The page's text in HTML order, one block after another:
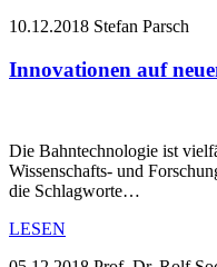
10.12.2018 Stefan Parsch
Innovationen auf
Die Bahntechnologie ist
Wissenschafts- und
die Schlagworte…
LESEN